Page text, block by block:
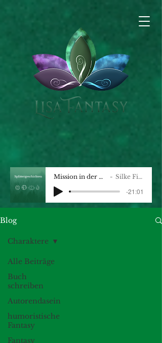
Mission in der Wildnis Silke Fischer
-21:01
Blog
Alle Beiträge
Buch
schreiben
Autorendasein
humoristische
Fantasy
Fantasy
Charaktere